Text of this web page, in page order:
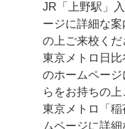
JR「上野駅」
ージに詳細な
の上ご来校くだ
東京メトロ日
のホームペー
らをお持ちの
東京メトロ「
ムページに詳